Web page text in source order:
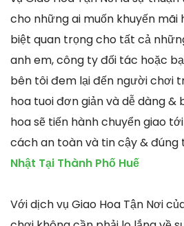
cho những ai muốn khuyến mãi
biệt quan trọng cho tất cả
anh em, công ty đối tác hoặc
bên tôi đem lại đến người chơi
hoa tuoi đơn giản và dễ dàng &
hoa sẽ tiến hành chuyển giao
cách an toàn và tin cậy & đúng
Nhật Tại Thành Phố Huế
Với dịch vụ Giao Hoa Tận Nơi